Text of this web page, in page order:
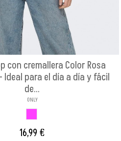
con cremallera Color Rosa
Ideal para el día a día y fácil
de...
ONLY
16,99 €